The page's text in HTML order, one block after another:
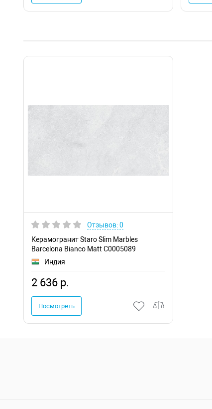
Отзывов: 0
Керамогранит Staro Slim Marbles
Barcelona Bianco Matt С0005089
Индия
2 636 р.
Посмотреть